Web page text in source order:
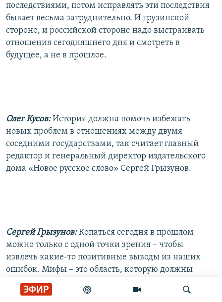
ЭФИР
последствиями, потом исправлять эти последствия
бывает весьма затруднительно. И грузинской
стороне, и российской стороне надо выстраивать
отношения сегодняшнего дня и смотреть в
будущее, а не в прошлое.
Олег Кусов:История должна помочь избежать
новых проблем в отношениях между двумя
соседними государствами, так считает главный
редактор и генеральный директор издательского
дома «Новое русское слово» Сергей Грызунов.
Сергей Грызунов:Копаться сегодня в прошлом
можно только с одной точки зрения – чтобы
извлечь какие-то позитивные выводы из наших
ошибок. Мифы – это область, которую должны
рассматривать историки. Мы – современники –
должны думать о завтрашнем дне. Говорить о